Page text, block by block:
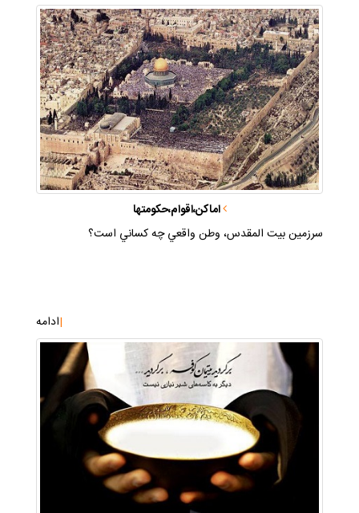
اماكن،اقوام،حكومتها
سرزمين بيت المقدس، وطن واقعي چه كساني است؟
|ادامه